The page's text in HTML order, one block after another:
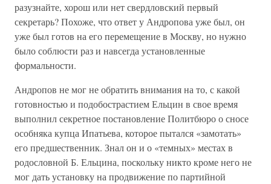
разузнайте, хорош или нет свердловский первый
секретарь? Похоже, что ответ у Андропова уже был, он
уже был готов на его перемещение в Москву, но нужно
было соблюсти раз и навсегда установленные
формальности.
Андропов не мог не обратить внимания на то, с какой
готовностью и подобострастием Ельцин в свое время
выполнил секретное постановление Политбюро о сносе
особняка купца Ипатьева, которое пытался «замотать»
его предшественник. Знал он и о «темных» местах в
родословной Б. Ельцина, поскольку никто кроме него не
мог дать установку на продвижение по партийной